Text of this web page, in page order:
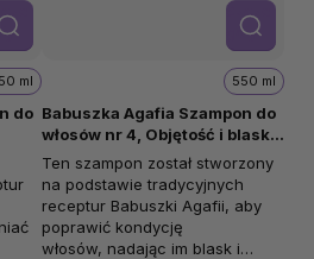
do
ml
Babuszka Agafia Szampon do
włosów nr 4, Objętość i blask,
Propolis kwiatowy, 550 ml
550 ml
Szcze
góły
Ten szampon został stworzony
na podstawie tradycyjnych
receptur Babuszki Agafii, aby
poprawić kondycję
włosów, nadając im blask i